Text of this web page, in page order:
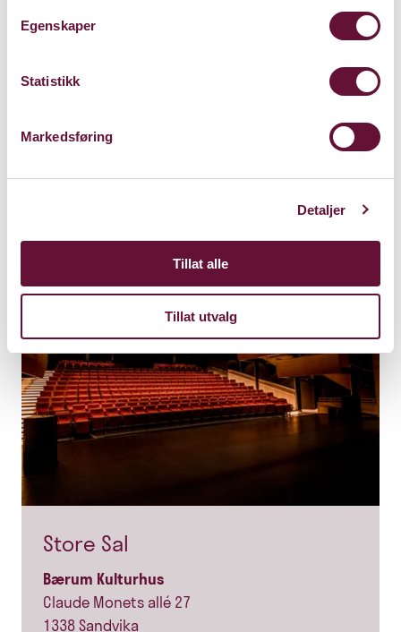
Egenskaper
Statistikk
Markedsføring
Detaljer
Tillat alle
Tillat utvalg
Kl. 19:00
Store Sal
Bærum Kulturhus
Claude Monets allé 27
1338 Sandvika